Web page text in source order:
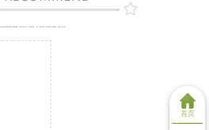
首页